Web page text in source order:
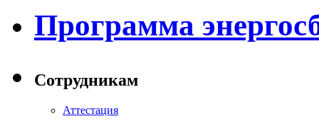
Программа
Сотрудникам
Аттестация